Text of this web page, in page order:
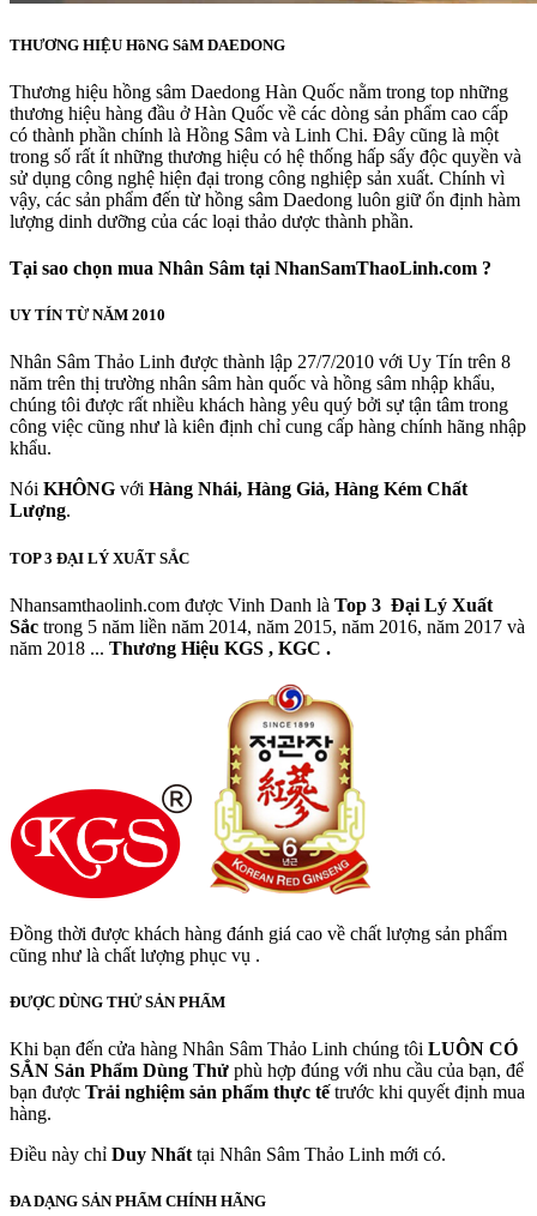
THƯƠNG HIỆU HồNG SâM DAEDONG
Thương hiệu hồng sâm Daedong Hàn Quốc nằm trong top những
thương hiệu hàng đầu ở Hàn Quốc về các dòng sản phẩm cao cấp
có thành phần chính là Hồng Sâm và Linh Chi. Đây cũng là một
trong số rất ít những thương hiệu có hệ thống hấp sấy độc quyền và
sử dụng công nghệ hiện đại trong công nghiệp sản xuất. Chính vì
vậy, các sản phẩm đến từ hồng sâm Daedong luôn giữ ổn định hàm
lượng dinh dưỡng của các loại thảo dược thành phần.
Tại sao chọn mua Nhân Sâm tại NhanSamThaoLinh.com ?
UY TÍN TỪ NĂM 2010
Nhân Sâm Thảo Linh được thành lập 27/7/2010 với Uy Tín trên 8
năm trên thị trường nhân sâm hàn quốc và hồng sâm nhập khẩu,
chúng tôi được rất nhiều khách hàng yêu quý bởi sự tận tâm trong
công việc cũng như là kiên định chỉ cung cấp hàng chính hãng nhập
khẩu.
Nói KHÔNG với Hàng Nhái, Hàng Giả, Hàng Kém Chất
Lượng.
TOP 3 ĐẠI LÝ XUẤT SẮC
Nhansamthaolinh.com được Vinh Danh là Top 3 Đại Lý Xuất
Sắc trong 5 năm liền năm 2014, năm 2015, năm 2016, năm 2017 và
năm 2018 ... Thương Hiệu KGS , KGC .
Đồng thời được khách hàng đánh giá cao về chất lượng sản phẩm
cũng như là chất lượng phục vụ .
ĐƯỢC DÙNG THỬ SẢN PHẨM
Khi bạn đến cửa hàng Nhân Sâm Thảo Linh chúng tôi LUÔN CÓ
SẲN Sản Phẩm Dùng Thử phù hợp đúng với nhu cầu của bạn, để
bạn được Trải nghiệm sản phẩm thực tếtrước khi quyết định mua
hàng.
Điều này chỉ Duy Nhất tại Nhân Sâm Thảo Linh mới có.
ĐA DẠNG SẢN PHẨM CHÍNH HÃNG